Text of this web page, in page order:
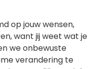
op jouw wensen,
want jij weet wat je
we onbewuste
verandering te